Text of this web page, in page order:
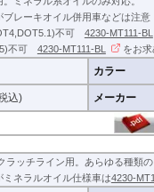
レーキオイル併用車などは注意
不可 4230-MT111-BL
不可 4230-MT111-BL をお
カラー
込) メーカー
ラッチライン用。あらゆる種類
ネラルオイル仕様車は4230-